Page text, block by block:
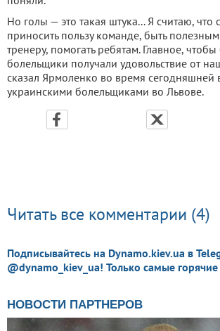
Но голы — это такая штука... Я считаю, что
приносить пользу команде, быть
тренеру, помогать ребятам. Главное, чтобы
болельщики получали удовольствие от
сказал Ярмоленко во время сегодняшней
украинскими болельщиками во Львове.
Читать все комментарии (4)
Подписывайтесь на Dynamo.kiev.ua в
@dynamo_kiev_ua! Только самые горячие